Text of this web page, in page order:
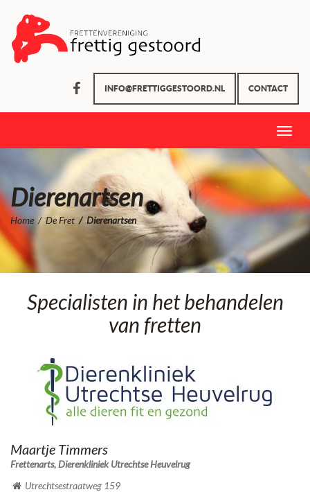
INFO@FRETTIGGESTOORD.NL CONTACT
Toggle
Dierenartsen
Home De Fret Dierenartsen
Specialisten in het behandelen
van fretten
Maartje Timmers
Frettenarts, Dierenkliniek Utrechtse Heuvelrug
Utrechtsestraatweg 159